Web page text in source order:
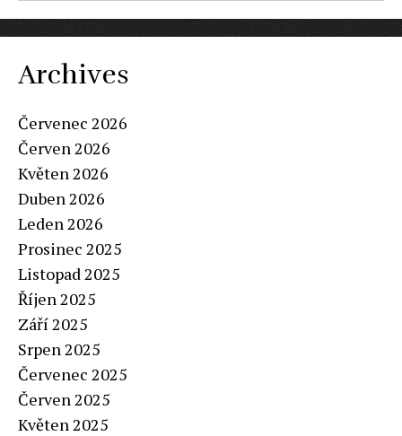
Archives
Červenec 2026
Červen 2026
Květen 2026
Duben 2026
Leden 2026
Prosinec 2025
Listopad 2025
Říjen 2025
Září 2025
Srpen 2025
Červenec 2025
Červen 2025
Květen 2025